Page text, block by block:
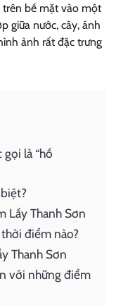
bề mặt vào một
giữa nước, cây, ánh
ảnh rất đặc trưng
là “hồ
Lầy Thanh Sơn
điểm nào?
Thanh Sơn
với những điểm